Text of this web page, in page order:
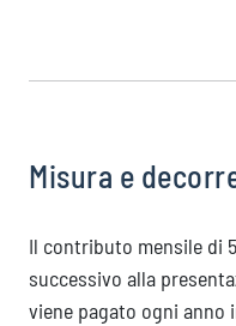
Misura e
Il contributo mensile di
successivo alla
viene pagato ogni anno